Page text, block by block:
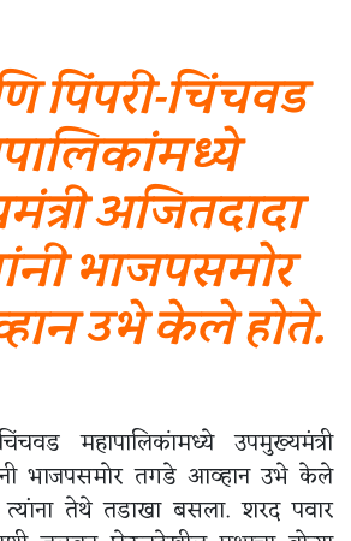
पिंपरी-चिंचवड
अजितदादा
भाजपसमोर
उभे केले होते.
महापालिकांमध्ये उपमुख्यमंत्री
भाजपसमोर तगडे आव्हान उभे केले
त्यांना तेथे तडाखा बसला. शरद पवार